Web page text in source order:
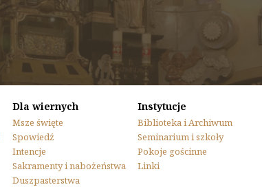
Dla wiernych
Msze święte
Spowiedź
Intencje
Sakramenty i nabożeństwa
Duszpasterstwa
Instytucje
Biblioteka i Archiwum
Seminarium i szkoły
Pokoje gościnne
Linki